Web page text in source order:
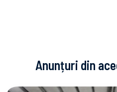
Anunțuri din